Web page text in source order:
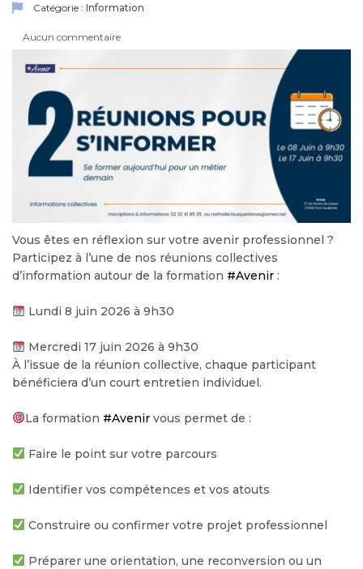
Catégorie : Information
Aucun commentaire
Vous êtes en réflexion sur votre avenir professionnel ?
Participez à l’une de nos réunions collectives
d’information autour de la formation #Avenir :
Lundi 8 juin 2026 à 9h30
Mercredi 17 juin 2026 à 9h30
À l’issue de la réunion collective, chaque participant
bénéficiera d’un court entretien individuel.
La formation #Avenir vous permet de :
Faire le point sur votre parcours
Identifier vos compétences et vos atouts
Construire ou confirmer votre projet professionnel
Préparer une orientation, une reconversion ou un